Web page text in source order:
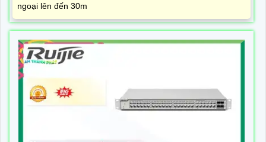
ngoại lên đến 30m